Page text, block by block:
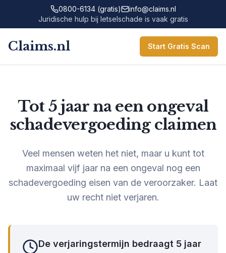
0800-6134 (gratis)
info@claims.nl
Juridische hulp bij letselschade is vaak gratis
Claims.nl Start Gratis Scan
Tot 5 jaar na een ongeval
schadevergoeding claimen
Veel mensen weten het niet, maar u kunt tot
maximaal vijf jaar na een ongeval nog een
schadevergoeding eisen van de veroorzaker. Laat
uw recht niet verjaren.
De verjaringstermijn bedraagt 5 jaar